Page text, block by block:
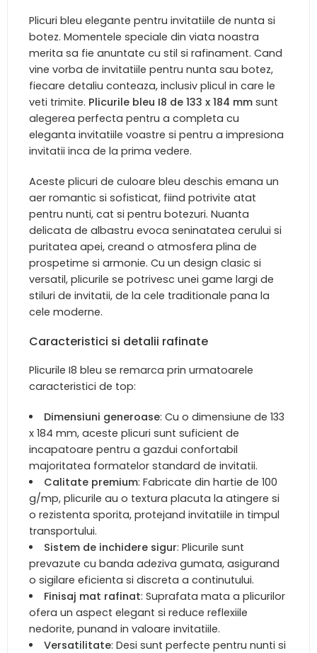
Plicuri bleu elegante pentru invitatiile de nunta si
botez. Momentele speciale din viata noastra
merita sa fie anuntate cu stil si rafinament. Cand
vine vorba de invitatiile pentru nunta sau botez,
fiecare detaliu conteaza, inclusiv plicul in care le
veti trimite. Plicurile bleu I8 de 133 x 184 mm sunt
alegerea perfecta pentru a completa cu
eleganta invitatiile voastre si pentru a impresiona
invitatii inca de la prima vedere.
Aceste plicuri de culoare bleu deschis emana un
aer romantic si sofisticat, fiind potrivite atat
pentru nunti, cat si pentru botezuri. Nuanta
delicata de albastru evoca seninatatea cerului si
puritatea apei, creand o atmosfera plina de
prospetime si armonie. Cu un design clasic si
versatil, plicurile se potrivesc unei game largi de
stiluri de invitatii, de la cele traditionale pana la
cele moderne.
Caracteristici si detalii rafinate
Plicurile I8 bleu se remarca prin urmatoarele
caracteristici de top:
Dimensiuni generoase: Cu o dimensiune de 133
x 184 mm, aceste plicuri sunt suficient de
incapatoare pentru a gazdui confortabil
majoritatea formatelor standard de invitatii.
Calitate premium: Fabricate din hartie de 100
g/mp, plicurile au o textura placuta la atingere si
o rezistenta sporita, protejand invitatiile in timpul
transportului.
Sistem de inchidere sigur: Plicurile sunt
prevazute cu banda adeziva gumata, asigurand
o sigilare eficienta si discreta a continutului.
Finisaj mat rafinat: Suprafata mata a plicurilor
ofera un aspect elegant si reduce reflexiile
nedorite, punand in valoare invitatiile.
Versatilitate: Desi sunt perfecte pentru nunti si